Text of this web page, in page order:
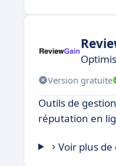
Version gratuite
Outils de
réputation en
Voir plus de